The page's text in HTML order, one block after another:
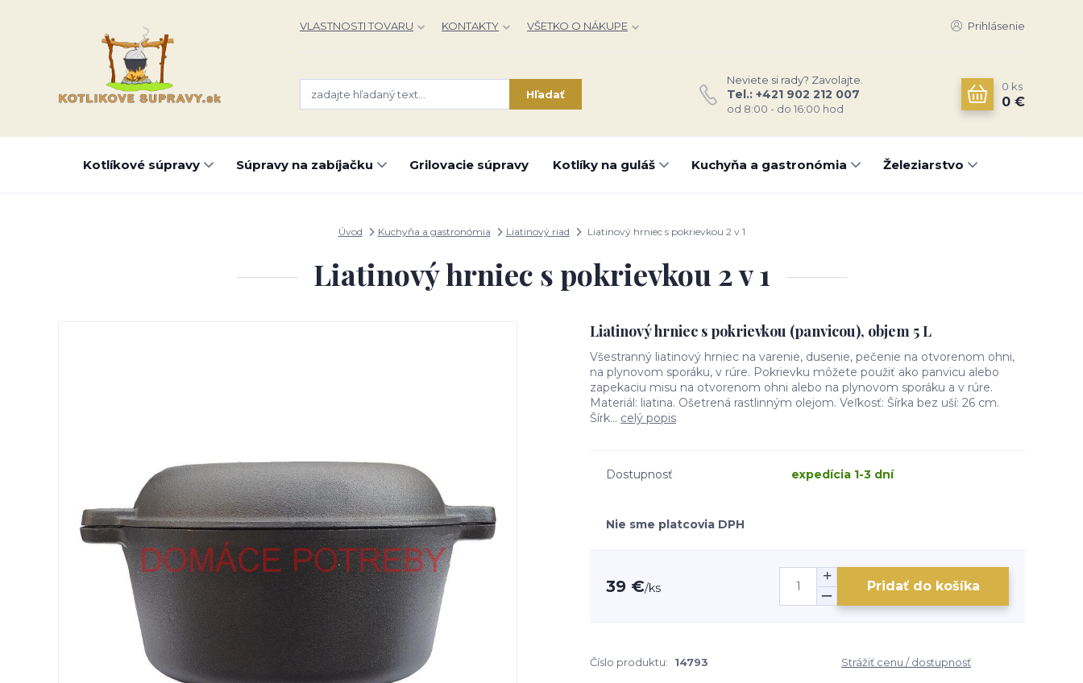
VLASTNOSTI TOVARU KONTAKTY VŠETKO O NÁKUPE Prihlásenie
Hľadať
Neviete si rady? Zavolajte.
Tel.: +421 902 212 007
od 8:00 - do 16:00 hod
0 ks
0 €
Kotlíkové súpravy Súpravy na zabíjačku Grilovacie súpravy Kotlíky na guláš Kuchyňa a gastronómia Železiarstvo
Úvod Kuchyňa a gastronómia Liatinový riad Liatinový hrniec s pokrievkou 2 v 1
Liatinový hrniec s pokrievkou 2 v 1
Liatinový hrniec s pokrievkou (panvicou), objem 5 L
Všestranný liatinový hrniec na varenie, dusenie, pečenie na otvorenom ohni,
na plynovom sporáku, v rúre. Pokrievku môžete použiť ako panvicu alebo
zapekaciu misu na otvorenom ohni alebo na plynovom sporáku a v rúre.
Materiál: liatina. Ošetrená rastlinným olejom. Veľkosť: Šírka bez uší: 26 cm.
Šírk... celý popis
Dostupnosť expedícia 1-3 dní
Nie sme platcovia DPH
39 €/ks Pridať do košíka
Číslo produktu: 14793 Strážiť cenu / dostupnosť